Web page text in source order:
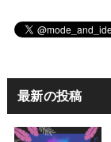
最新の投稿